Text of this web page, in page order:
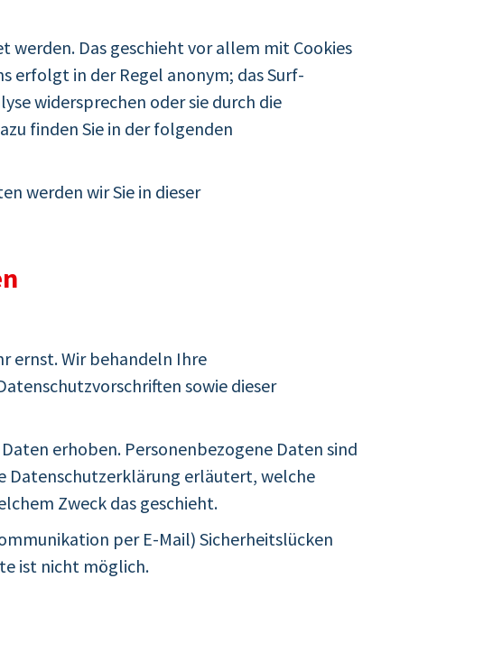
werden. Das geschieht vor allem mit Cookies
erfolgt in der Regel anonym; das Surf-
widersprechen oder sie durch die
finden Sie in der folgenden
werden wir Sie in dieser
ernst. Wir behandeln Ihre
sowie dieser
erhoben. Personenbezogene Daten sind
Datenschutzerklärung erläutert, welche
Zweck das geschieht.
per E-Mail) Sicherheitslücken
ist nicht möglich.